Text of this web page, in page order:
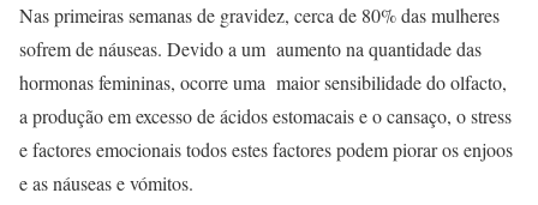
Nas primeiras semanas de gravidez, cerca de 80% das mulheres
sofrem de náuseas. Devido a um aumento na quantidade das
hormonas femininas, ocorre uma maior sensibilidade do olfacto,
a produção em excesso de ácidos estomacais e o cansaço, o stress
e factores emocionais todos estes factores podem piorar os enjoos
e as náuseas e vómitos.